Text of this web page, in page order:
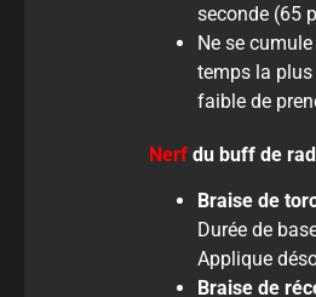
seconde (65
Ne se
temps la
faible de
Nerfdu buff de
Braise de
Durée de
Applique
Braise de